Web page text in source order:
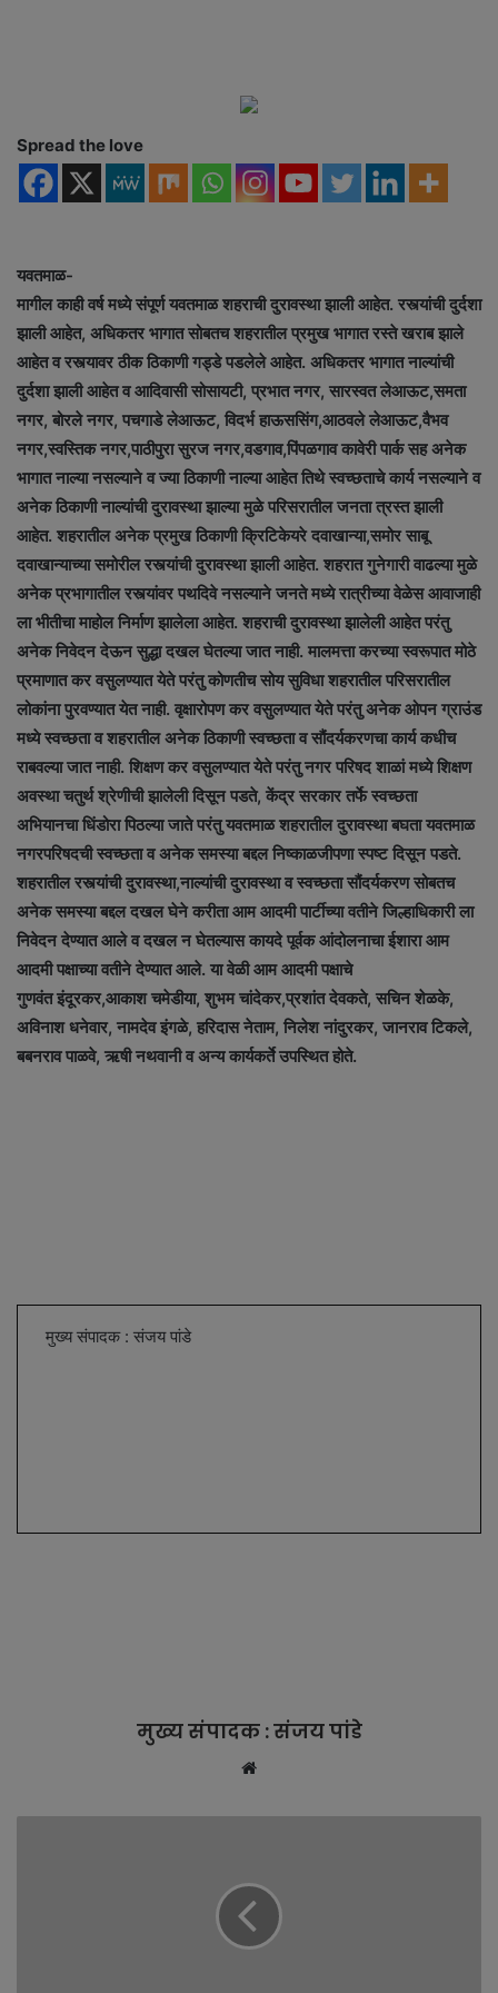
Spread the love
यवतमाळ-
मागील काही वर्ष मध्ये संपूर्ण यवतमाळ शहराची दुरावस्था झाली आहेत. रस्त्यांची दुर्दशा
झाली आहेत, अधिकतर भागात सोबतच शहरातील प्रमुख भागात रस्ते खराब झाले
आहेत व रस्त्यावर ठीक ठिकाणी गड्डे पडलेले आहेत. अधिकतर भागात नाल्यांची
दुर्दशा झाली आहेत व आदिवासी सोसायटी, प्रभात नगर, सारस्वत लेआऊट,समता
नगर, बोरले नगर, पचगाडे लेआऊट, विदर्भ हाऊससिंग,आठवले लेआऊट,वैभव
नगर,स्वस्तिक नगर,पाठीपुरा सुरज नगर,वडगाव,पिंपळगाव कावेरी पार्क सह अनेक
भागात नाल्या नसल्याने व ज्या ठिकाणी नाल्या आहेत तिथे स्वच्छताचे कार्य नसल्याने व
अनेक ठिकाणी नाल्यांची दुरावस्था झाल्या मुळे परिसरातील जनता त्रस्त झाली
आहेत. शहरातील अनेक प्रमुख ठिकाणी क्रिटिकेयरे दवाखान्या,समोर साबू
दवाखान्याच्या समोरील रस्त्यांची दुरावस्था झाली आहेत. शहरात गुनेगारी वाढल्या मुळे
अनेक प्रभागातील रस्त्यांवर पथदिवे नसल्याने जनते मध्ये रात्रीच्या वेळेस आवाजाही
ला भीतीचा माहोल निर्माण झालेला आहेत. शहराची दुरावस्था झालेली आहेत परंतु
अनेक निवेदन देऊन सुद्धा दखल घेतल्या जात नाही. मालमत्ता करच्या स्वरूपात मोठे
प्रमाणात कर वसुलण्यात येते परंतु कोणतीच सोय सुविधा शहरातील परिसरातील
लोकांना पुरवण्यात येत नाही. वृक्षारोपण कर वसुलण्यात येते परंतु अनेक ओपन ग्राउंड
मध्ये स्वच्छता व शहरातील अनेक ठिकाणी स्वच्छता व सौंदर्यकरणचा कार्य कधीच
राबवल्या जात नाही. शिक्षण कर वसुलण्यात येते परंतु नगर परिषद शाळां मध्ये शिक्षण
अवस्था चतुर्थ श्रेणीची झालेली दिसून पडते, केंद्र सरकार तर्फे स्वच्छता
अभियानचा धिंडोरा पिठल्या जाते परंतु यवतमाळ शहरातील दुरावस्था बघता यवतमाळ
नगरपरिषदची स्वच्छता व अनेक समस्या बद्दल निष्काळजीपणा स्पष्ट दिसून पडते.
शहरातील रस्त्यांची दुरावस्था,नाल्यांची दुरावस्था व स्वच्छता सौंदर्यकरण सोबतच
अनेक समस्या बद्दल दखल घेने करीता आम आदमी पार्टीच्या वतीने जिल्हाधिकारी ला
निवेदन देण्यात आले व दखल न घेतल्यास कायदे पूर्वक आंदोलनाचा ईशारा आम
आदमी पक्षाच्या वतीने देण्यात आले. या वेळी आम आदमी पक्षाचे
गुणवंत इंदूरकर,आकाश चमेडीया, शुभम चांदेकर,प्रशांत देवकते, सचिन शेळके,
अविनाश धनेवार, नामदेव इंगळे, हरिदास नेताम, निलेश नांदुरकर, जानराव टिकले,
बबनराव पाळवे, ऋषी नथवानी व अन्य कार्यकर्ते उपस्थित होते.
मुख्य संपादक : संजय पांडे
मुख्य संपादक : संजय पांडे
b
t